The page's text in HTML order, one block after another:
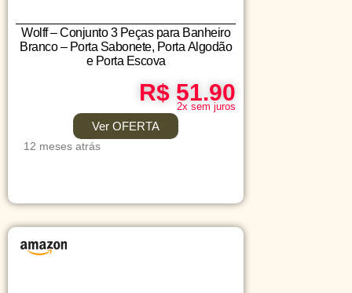
Wolff – Conjunto 3 Peças para Banheiro
Branco – Porta Sabonete, Porta Algodão
e Porta Escova
R$ 51.90
2x sem juros
Ver OFERTA
12 meses atrás